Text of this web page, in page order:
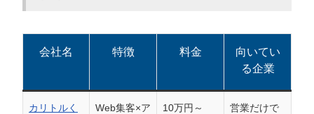
会社名 特徴 料金
向いてい
る企業
カリトルく
Web集客×ア
10万円～
営業だけで